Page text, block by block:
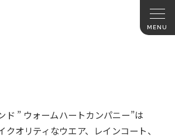
ド ” ウォームハートカンパニー”は
オリティなウエア、レインコート、